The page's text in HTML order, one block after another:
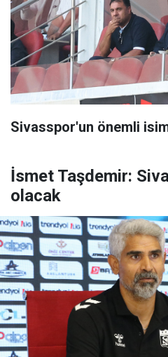
Sivasspor'un önemli
İsmet Taşdemir:
olacak